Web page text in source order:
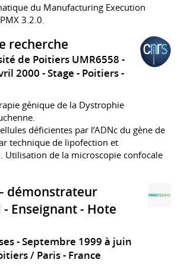
du Manufacturing Execution
3.2.0.
recherche
de Poitiers UMR6558
2000 Stage
Poitiers
génique de la Dystrophie
déficientes par l’ADNc du gène de
technique de lipofection et
Utilisation de la microscopie confocale
démonstrateur
Enseignant - Hote
Septembre 1999 à juin
/ Paris France